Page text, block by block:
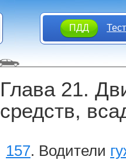
ПДД
Глава 21.
средств,
157. Водители